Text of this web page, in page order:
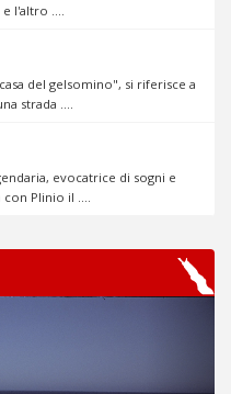
l'altro ....
del gelsomino", si riferisce a
strada ....
evocatrice di sogni e
Plinio il ....